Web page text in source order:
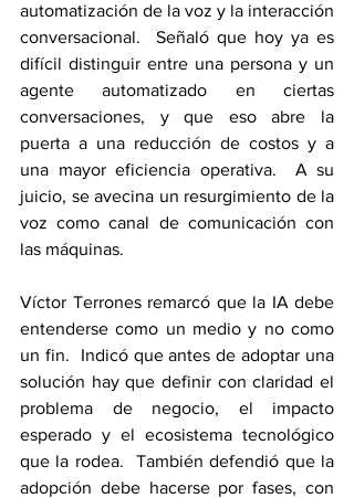
automatización de la voz y la interacción
conversacional.  Señaló que hoy ya es
difícil distinguir entre una persona y un
agente automatizado en ciertas
conversaciones, y que eso abre la
puerta a una reducción de costos y a
una mayor eficiencia operativa.  A su
juicio, se avecina un resurgimiento de la
voz como canal de comunicación con
las máquinas.
Víctor Terrones remarcó que la IA debe
entenderse como un medio y no como
un fin.  Indicó que antes de adoptar una
solución hay que definir con claridad el
problema de negocio, el impacto
esperado y el ecosistema tecnológico
que la rodea.  También defendió que la
adopción debe hacerse por fases, con